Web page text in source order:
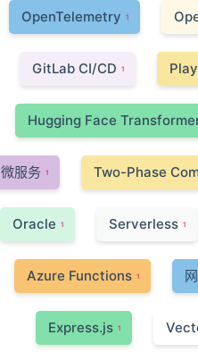
OpenTelemetry 1
GitLab CI/CD 1
Hugging Face
微服务 1 Two-Phase
Oracle 1 Serverless 1
Azure Functions 1
Express.js 1